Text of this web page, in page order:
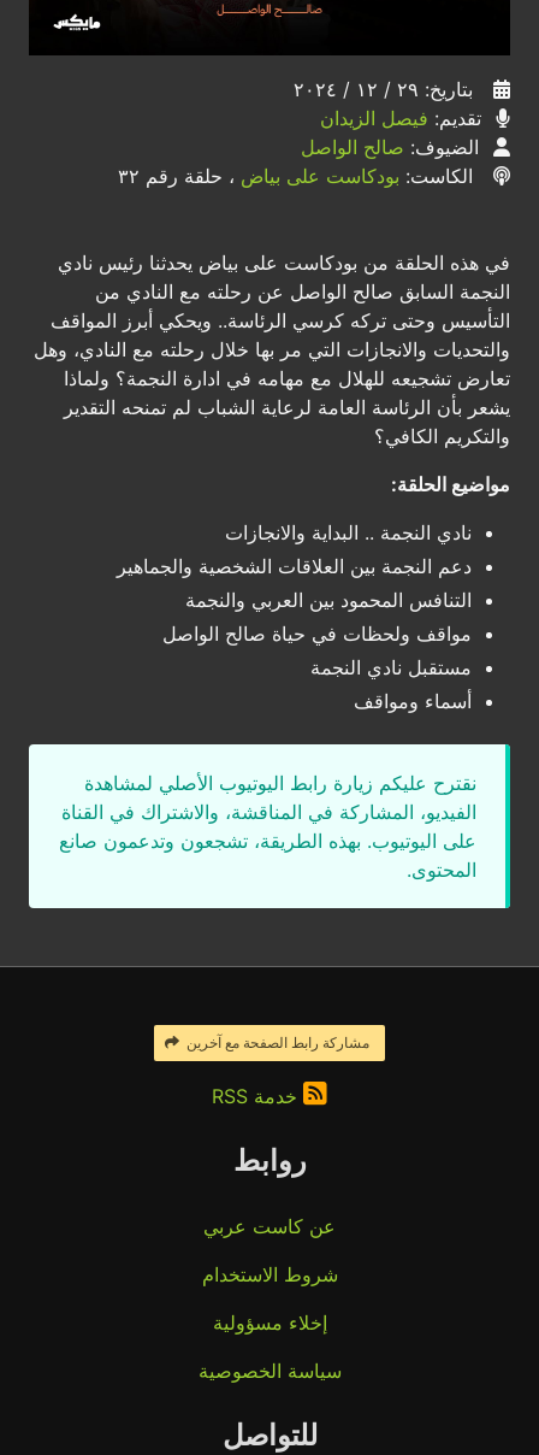
بتاريخ: ٢٩ / ١٢ / ٢٠٢٤
تقديم: فيصل الزيدان
الضيوف: صالح الواصل
الكاست: بودكاست على بياض ، حلقة رقم ٣٢
في هذه الحلقة من بودكاست على بياض يحدثنا رئيس نادي
النجمة السابق صالح الواصل عن رحلته مع النادي من
التأسيس وحتى تركه كرسي الرئاسة.. ويحكي أبرز المواقف
والتحديات والانجازات التي مر بها خلال رحلته مع النادي، وهل
تعارض تشجيعه للهلال مع مهامه في ادارة النجمة؟ ولماذا
يشعر بأن الرئاسة العامة لرعاية الشباب لم تمنحه التقدير
والتكريم الكافي؟
مواضيع الحلقة:
نادي النجمة .. البداية والانجازات
دعم النجمة بين العلاقات الشخصية والجماهير
التنافس المحمود بين العربي والنجمة
مواقف ولحظات في حياة صالح الواصل
مستقبل نادي النجمة
أسماء ومواقف
نقترح عليكم زيارة رابط اليوتيوب الأصلي لمشاهدة
الفيديو، المشاركة في المناقشة، والاشتراك في القناة
على اليوتيوب. بهذه الطريقة، تشجعون وتدعمون صانع
المحتوى.
مشاركة رابط الصفحة مع آخرين
خدمة RSS
روابط
عن كاست عربي
شروط الاستخدام
إخلاء مسؤولية
سياسة الخصوصية
للتواصل